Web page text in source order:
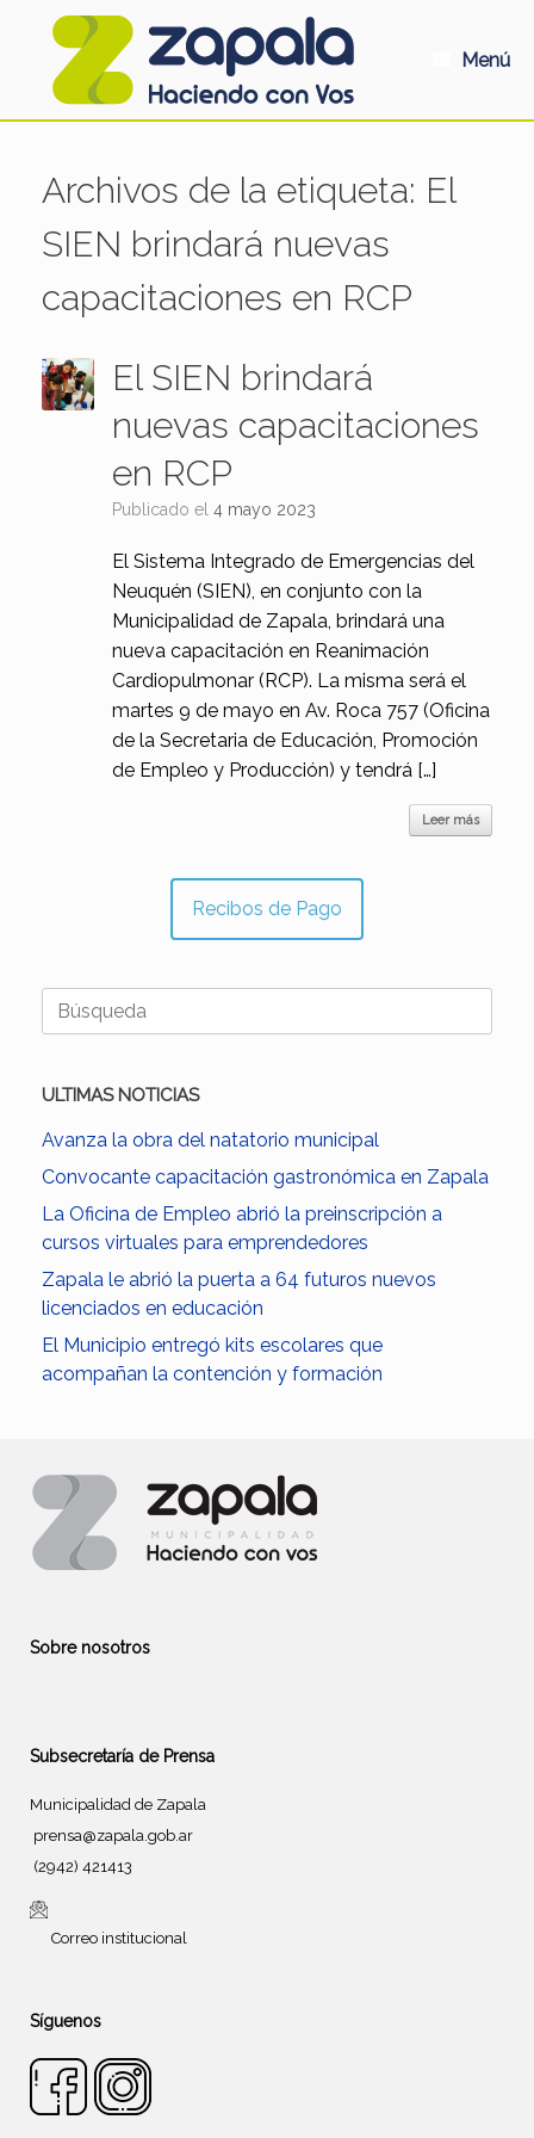
Menú
Archivos de la etiqueta: El
SIEN brindará nuevas
capacitaciones en RCP
El SIEN brindará
nuevas capacitaciones
en RCP
Publicado el 4 mayo 2023
El Sistema Integrado de Emergencias del
Neuquén (SIEN), en conjunto con la
Municipalidad de Zapala, brindará una
nueva capacitación en Reanimación
Cardiopulmonar (RCP). La misma será el
martes 9 de mayo en Av. Roca 757 (Oficina
de la Secretaria de Educación, Promoción
de Empleo y Producción) y tendrá […]
Leer más
Recibos de Pago
Buscar:
ULTIMAS NOTICIAS
Avanza la obra del natatorio municipal
Convocante capacitación gastronómica en Zapala
La Oficina de Empleo abrió la preinscripción a
cursos virtuales para emprendedores
Zapala le abrió la puerta a 64 futuros nuevos
licenciados en educación
El Municipio entregó kits escolares que
acompañan la contención y formación
Sobre nosotros
Subsecretaría de Prensa
Municipalidad de Zapala
prensa@zapala.gob.ar
(2942) 421413
Correo institucional
Síguenos